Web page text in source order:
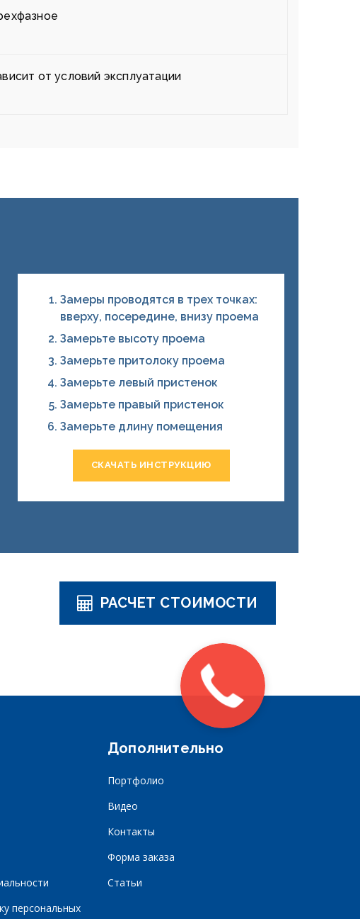
от условий эксплуатации
Замеры проводятся в трех точках:
вверху, посередине, внизу проема
Замерьте высоту проема
Замерьте притолоку проема
Замерьте левый пристенок
Замерьте правый пристенок
Замерьте длину помещения
СКАЧАТЬ ИНСТРУКЦИЮ
РАСЧЕТ СТОИМОСТИ
персональных
Дополнительно
Портфолио
Видео
Контакты
Форма заказа
Статьи